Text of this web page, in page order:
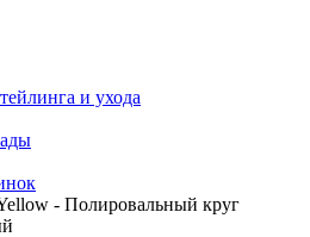
и ухода
- Полировальный круг